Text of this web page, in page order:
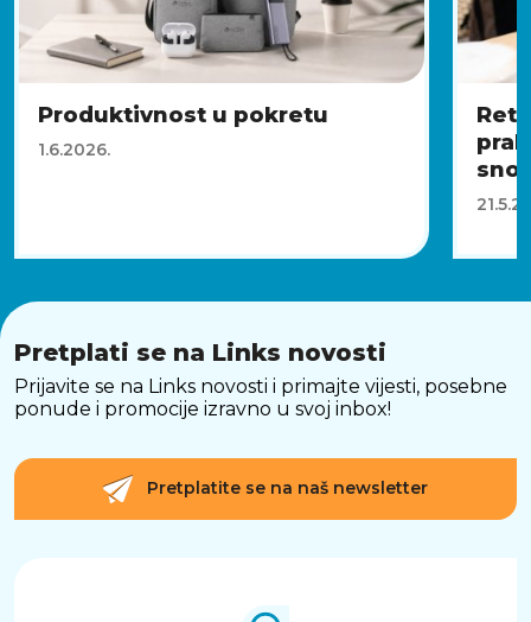
Produktivnost u pokretu
1.6.2026.
Pretplati se na Links novosti
Prijavite se na Links novosti i primajte vijesti, posebne
ponude i promocije izravno u svoj inbox!
Pretplatite se na naš newsletter